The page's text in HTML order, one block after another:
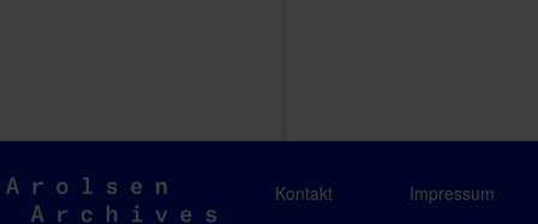
Arolsen
Kontakt Impressum